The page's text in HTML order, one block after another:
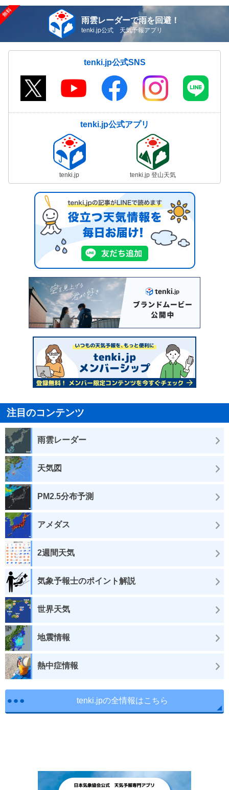
雨雲レーダーで雨を回避！
tenki.jp公式 天気予報アプリ
tenki.jp公式SNS
tenki.jp公式アプリ
tenki.jp tenki.jp 登山天気
注目のコンテンツ
雨雲レーダー
天気図
PM2.5分布予測
アメダス
2週間天気
気象予報士のポイント解説
世界天気
地震情報
熱中症情報
tenki.jpの全情報はこちら